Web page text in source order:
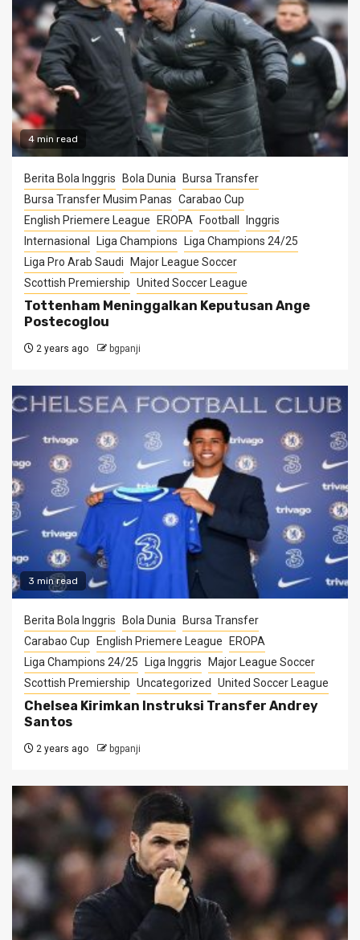
4 min read
Berita Bola Inggris Bola Dunia
Bursa Transfer
Bursa Transfer Musim Panas Carabao Cup
English Priemere League
EROPA Football
Inggris
Internasional
Liga Champions
Liga Champions 24/25
Liga Pro Arab Saudi
Major League Soccer
Scottish Premiership United Soccer League
Tottenham Meninggalkan Keputusan Ange
Postecoglou
2 years ago bgpanji
3 min read
Berita Bola Inggris Bola Dunia
Bursa Transfer
Carabao Cup
English Priemere League
EROPA
Liga Champions 24/25
Liga Inggris
Major League Soccer
Scottish Premiership Uncategorized United Soccer League
Chelsea Kirimkan Instruksi Transfer Andrey
Santos
2 years ago bgpanji